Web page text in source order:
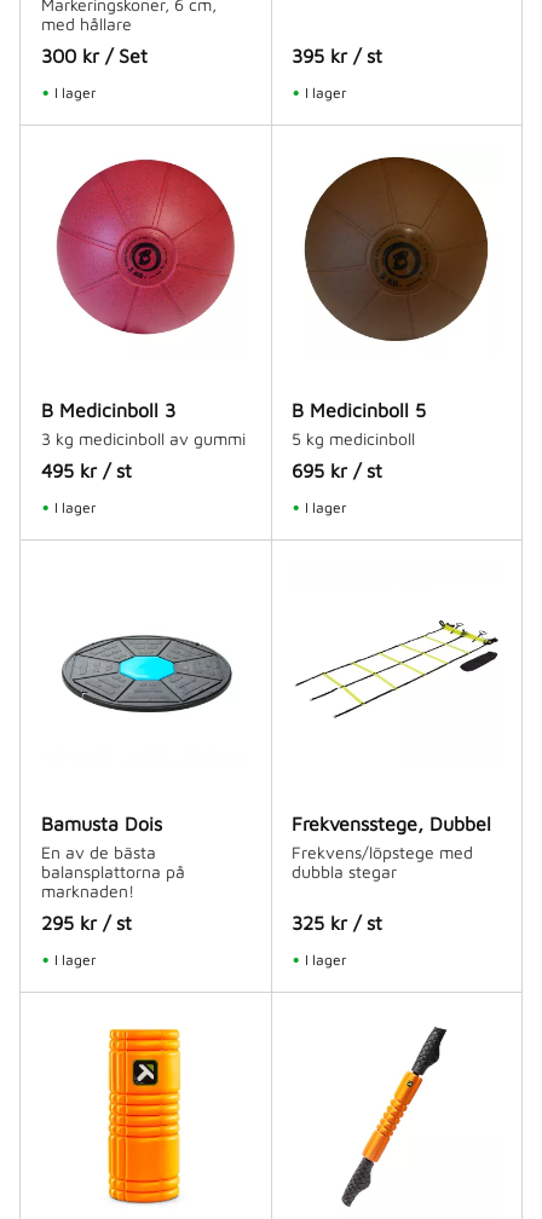
Markeringskoner, 6 cm,
med hållare
300kr / Set
I lager
395 kr /st
I lager
B Medicinboll 3
3 kg medicinboll av gummi
495kr /st
I lager
B Medicinboll 5
5 kg medicinboll
695 kr /st
I lager
Bamusta Dois
En av de bästa
balansplattorna på
marknaden!
295kr / st
I lager
Frekvensstege, Dubbel
Frekvens/löpstege med
dubbla stegar
325 kr /st
I lager